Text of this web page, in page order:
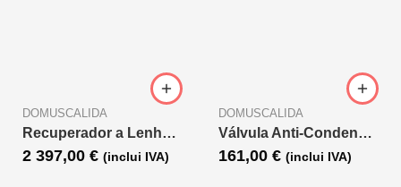
DOMUSCALIDA
Recuperador a Lenha Linea 100 Duo
2 397,00 € (inclui IVA)
DOMUSCALIDA
Válvula Anti-Condensação ESBE 55º VTC500
161,00 € (inclui IVA)